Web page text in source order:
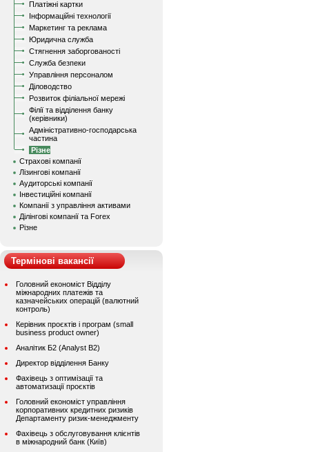
Платіжні картки
Інформаційні технології
Маркетинг та реклама
Юридична служба
Стягнення заборгованості
Служба безпеки
Управління персоналом
Діловодство
Розвиток філіальної мережі
Філії та відділення банку
(керівники)
Адміністративно-господарська
частина
Різне
Страхові компанії
Лізингові компанії
Аудиторські компанії
Інвестиційні компанії
Компанії з управління активами
Ділінгові компанії та Forex
Різне
Термінові вакансії
Головний економіст Відділу
міжнародних платежів та
казначейських операцій (валютний
контроль)
Керівник проєктів і програм (small
business product owner)
Аналітик Б2 (Analyst B2)
Директор відділення Банку
Фахівець з оптимізації та
автоматизації проєктів
Головний економіст управління
корпоративних кредитних ризиків
Департаменту ризик-менеджменту
Фахівець з обслуговування клієнтів
в міжнародний банк (Київ)